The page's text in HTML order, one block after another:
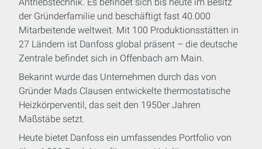
der Gründerfamilie und beschäftigt fast 40.000
Mitarbeitende weltweit. Mit 100 Produktionsstätten in
27 Ländern ist Danfoss global präsent – die deutsche
Zentrale befindet sich in Offenbach am Main.
Bekannt wurde das Unternehmen durch das von
Gründer Mads Clausen entwickelte thermostatische
Heizkörperventil, das seit den 1950er Jahren
Maßstäbe setzt.
Heute bietet Danfoss ein umfassendes Portfolio von